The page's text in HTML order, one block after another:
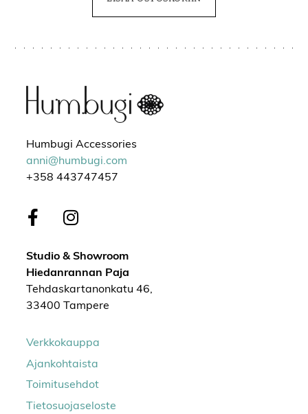
Humbugi Accessories
anni@humbugi.com
+358 443747457
Studio & Showroom
Hiedanrannan Paja
Tehdaskartanonkatu 46,
33400 Tampere
Verkkokauppa
Ajankohtaista
Toimitusehdot
Tietosuojaseloste